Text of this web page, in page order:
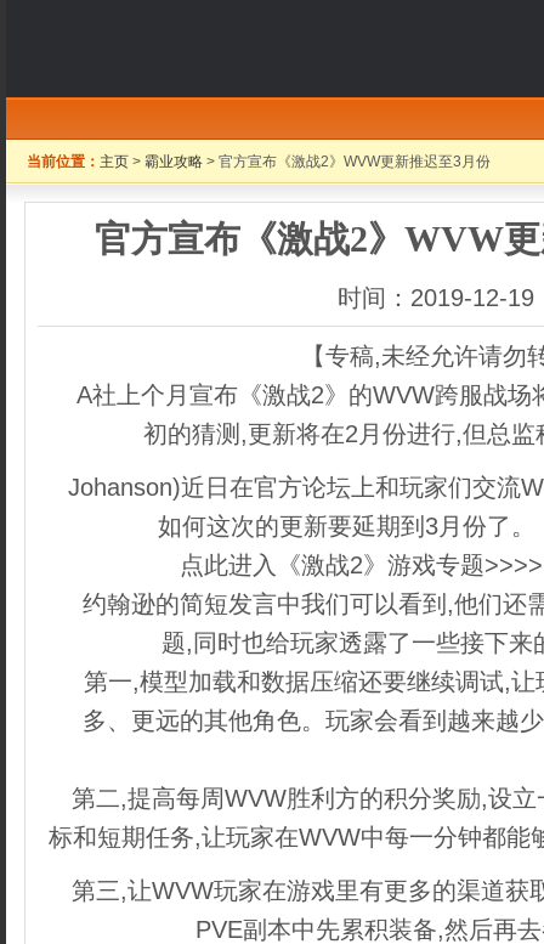
当前位置： 主页 > 霸业攻略 > 官方宣布《激战2》WVW更新推迟至3月份
官方宣布《激战2》WVW
时间：2019-12-19
【专稿,未经允许请勿
A社上个月宣布《激战2》的WVW跨服战场
初的猜测,更新将在2月份进行,但总监
Johanson)近日在官方论坛上和玩家们交流
如何这次的更新要延期到3月份了。
点此进入《激战2》游戏专题
约翰逊的简短发言中我们可以看到,他们还
题,同时也给玩家透露了一些接下来
第一,模型加载和数据压缩还要继续调试,
多、更远的其他角色。玩家会看到越来越
第二,提高每周WVW胜利方的积分奖励,设
标和短期任务,让玩家在WVW中每一分钟都能
第三,让WVW玩家在游戏里有更多的渠道获
PVE副本中先累积装备,然后再